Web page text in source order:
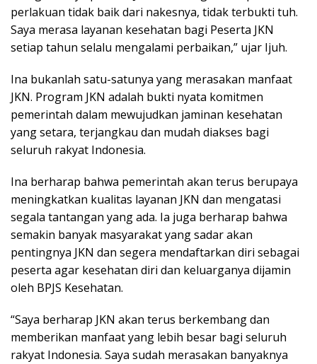
perlakuan tidak baik dari nakesnya, tidak terbukti tuh.
Saya merasa layanan kesehatan bagi Peserta JKN
setiap tahun selalu mengalami perbaikan,” ujar Ijuh.
Ina bukanlah satu-satunya yang merasakan manfaat
JKN. Program JKN adalah bukti nyata komitmen
pemerintah dalam mewujudkan jaminan kesehatan
yang setara, terjangkau dan mudah diakses bagi
seluruh rakyat Indonesia.
Ina berharap bahwa pemerintah akan terus berupaya
meningkatkan kualitas layanan JKN dan mengatasi
segala tantangan yang ada. Ia juga berharap bahwa
semakin banyak masyarakat yang sadar akan
pentingnya JKN dan segera mendaftarkan diri sebagai
peserta agar kesehatan diri dan keluarganya dijamin
oleh BPJS Kesehatan.
“Saya berharap JKN akan terus berkembang dan
memberikan manfaat yang lebih besar bagi seluruh
rakyat Indonesia. Saya sudah merasakan banyaknya